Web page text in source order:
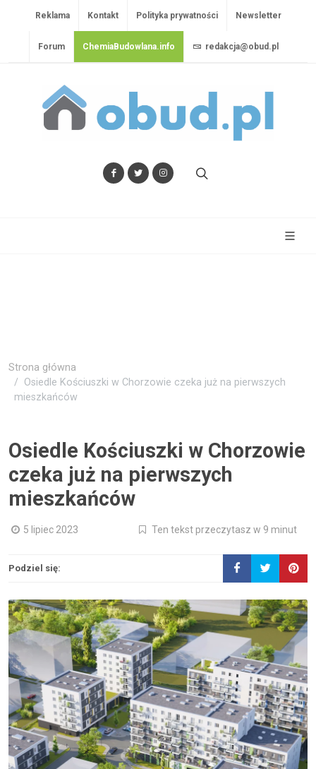
Reklama Kontakt Polityka prywatności Newsletter
Forum ChemiaBudowlana.info redakcja@obud.pl
Strona główna
Osiedle Kościuszki w Chorzowie czeka już na pierwszych
mieszkańców
Osiedle Kościuszki w Chorzowie
czeka już na pierwszych
mieszkańców
5 lipiec 2023 Ten tekst przeczytasz w 9 minut
Podziel się: